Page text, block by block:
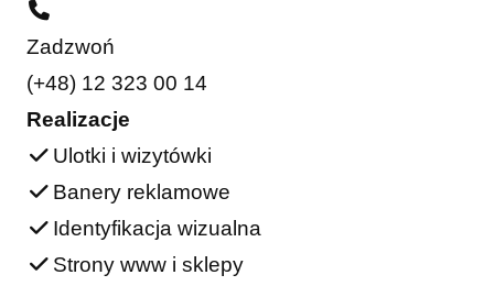
Zadzwoń
(+48) 12 323 00 14
Realizacje
Ulotki i wizytówki
Banery reklamowe
Identyfikacja wizualna
Strony www i sklepy